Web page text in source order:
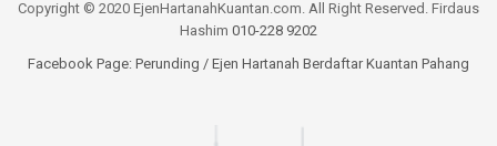
Copyright © 2020 EjenHartanahKuantan.com. All Right Reserved. Firdaus
Hashim 010-228 9202
Facebook Page: Perunding / Ejen Hartanah Berdaftar Kuantan Pahang